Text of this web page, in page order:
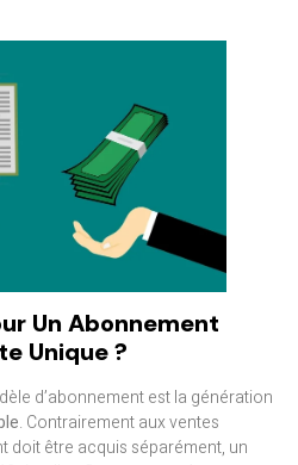
Un Abonnement
Unique ?
d’abonnement est la génération
. Contrairement aux ventes
doit être acquis séparément, un